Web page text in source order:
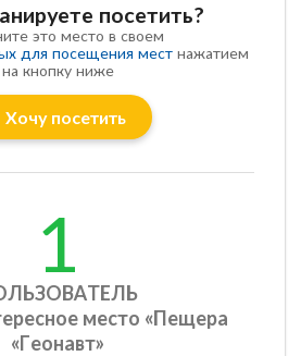
посетить?
это место в своем
для посещения мест нажатием
на кнопку ниже
Хочу посетить
1
место «Пещера
«Геонавт»